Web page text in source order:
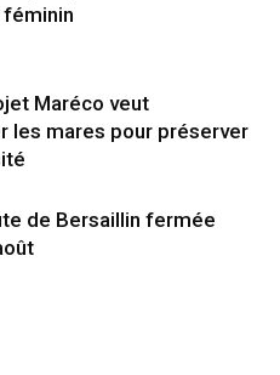
Maréco veut
les mares pour préserver
de Bersaillin fermée